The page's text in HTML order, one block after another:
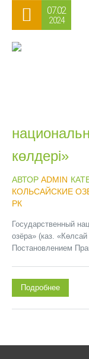
07.02
2024
көлдері»
АВТОР ADMIN
КОЛЬСАЙСКИЕ
РК
Государственный
озёра» (каз. «Көлсай
Постановлением
Подробнее